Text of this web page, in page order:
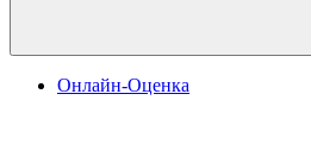
Онлайн-Оценка